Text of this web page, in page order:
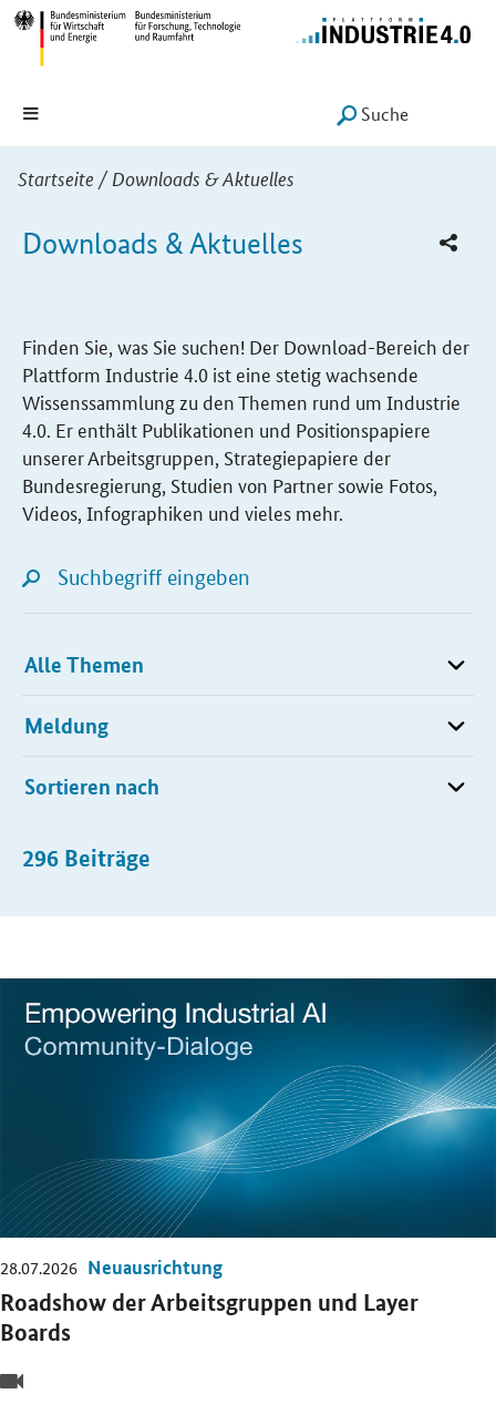
Navigation
Hauptmenü
SUCHE
Sie sind hier:
Startseite /Downloads & Aktuelles
Downloads & Aktuelles
Finden Sie, was Sie suchen! Der Download-Bereich der
Plattform Industrie 4.0 ist eine stetig wachsende
Wissenssammlung zu den Themen rund um Industrie
4.0. Er enthält Publikationen und Positionspapiere
unserer Arbeitsgruppen, Strategiepapiere der
Bundesregierung, Studien von Partner sowie Fotos,
Videos, Infographiken und vieles mehr.
Suchfeld
Lupensymbol für Listensuche
296 Beiträge
28.07.2026 Neuausrichtung
Roadshow der Arbeitsgruppen und Layer
Boards
Video